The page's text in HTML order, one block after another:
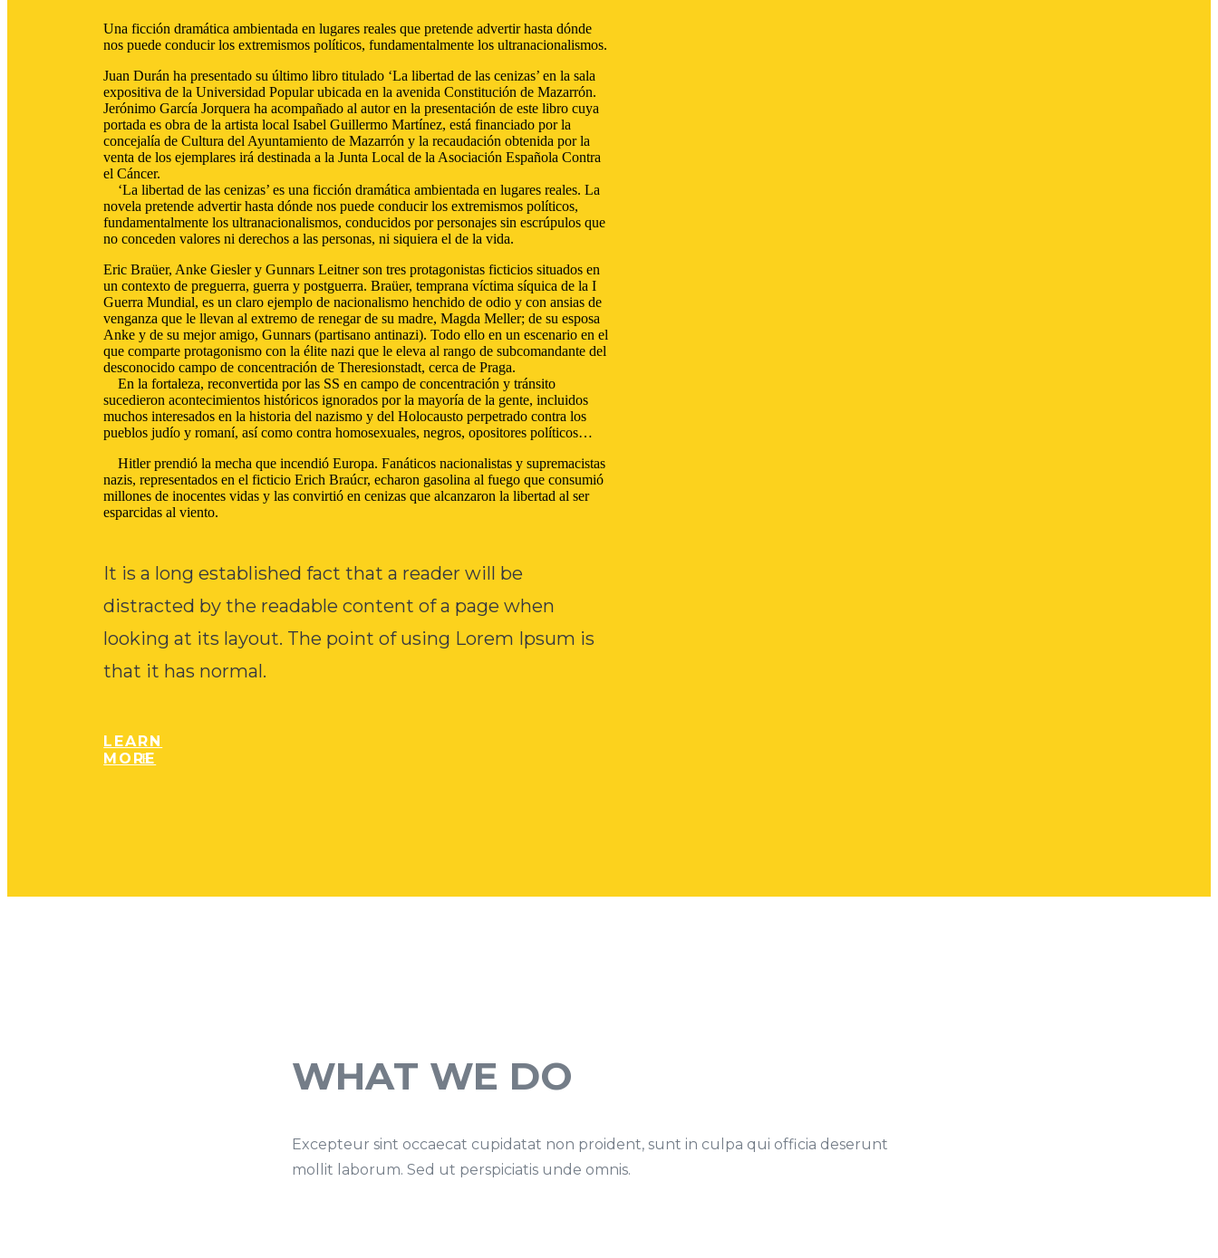
Una ficción dramática ambientada en lugares reales que pretende advertir hasta dónde
nos puede conducir los extremismos políticos, fundamentalmente los ultranacionalismos.
Juan Durán ha presentado su último libro titulado ‘La libertad de las cenizas’ en la sala
expositiva de la Universidad Popular ubicada en la avenida Constitución de Mazarrón.
Jerónimo García Jorquera ha acompañado al autor en la presentación de este libro cuya
portada es obra de la artista local Isabel Guillermo Martínez, está financiado por la
concejalía de Cultura del Ayuntamiento de Mazarrón y la recaudación obtenida por la
venta de los ejemplares irá destinada a la Junta Local de la Asociación Española Contra
el Cáncer.
‘La libertad de las cenizas’ es una ficción dramática ambientada en lugares reales. La
novela pretende advertir hasta dónde nos puede conducir los extremismos políticos,
fundamentalmente los ultranacionalismos, conducidos por personajes sin escrúpulos que
no conceden valores ni derechos a las personas, ni siquiera el de la vida.
Eric Braüer, Anke Giesler y Gunnars Leitner son tres protagonistas ficticios situados en
un contexto de preguerra, guerra y postguerra. Braüer, temprana víctima síquica de la I
Guerra Mundial, es un claro ejemplo de nacionalismo henchido de odio y con ansias de
venganza que le llevan al extremo de renegar de su madre, Magda Meller; de su esposa
Anke y de su mejor amigo, Gunnars (partisano antinazi). Todo ello en un escenario en el
que comparte protagonismo con la élite nazi que le eleva al rango de subcomandante del
desconocido campo de concentración de Theresionstadt, cerca de Praga.
En la fortaleza, reconvertida por las SS en campo de concentración y tránsito
sucedieron acontecimientos históricos ignorados por la mayoría de la gente, incluidos
muchos interesados en la historia del nazismo y del Holocausto perpetrado contra los
pueblos judío y romaní, así como contra homosexuales, negros, opositores políticos…
Hitler prendió la mecha que incendió Europa. Fanáticos nacionalistas y supremacistas
nazis, representados en el ficticio Erich Braúcr, echaron gasolina al fuego que consumió
millones de inocentes vidas y las convirtió en cenizas que alcanzaron la libertad al ser
esparcidas al viento.
It is a long established fact that a reader will be
distracted by the readable content of a page when
looking at its layout. The point of using Lorem Ipsum is
that it has normal.
LEARN
MORE
WHAT WE DO
Excepteur sint occaecat cupidatat non proident, sunt in culpa qui officia deserunt
mollit laborum. Sed ut perspiciatis unde omnis.